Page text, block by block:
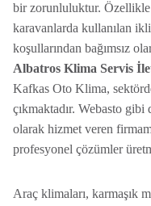
bir zorunluluktur.
karavanlarda kullanılan
koşullarından bağımsız
Albatros Klima Servis
Kafkas Oto Klima,
çıkmaktadır. Webasto
olarak hizmet veren
profesyonel çözümler
Araç klimaları, karmaşık